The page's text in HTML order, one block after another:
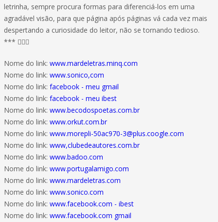
letrinha, sempre procura formas para diferenciá-los em uma
agradável visão, para que página após páginas vá cada vez mais
despertando a curiosidade do leitor, não se tornando tedioso.
*** 
Nome do link: www.mardeletras.minq.com
Nome do link: www.sonico,com
Nome do link: facebook - meu gmail
Nome do link: facebook - meu ibest
Nome do link: www.becodospoetas.com.br
Nome do link: www.orkut.com.br
Nome do link: www.morepli-50ac970-3@plus.coogle.com
Nome do link: www,clubedeautores.com.br
Nome do link: www.badoo.com
Nome do link: www.portugalamigo.com
Nome do link: www.mardeletras.com
Nome do link: www.sonico.com
Nome do link: www.facebook.com - ibest
Nome do link: www.facebook.com gmail